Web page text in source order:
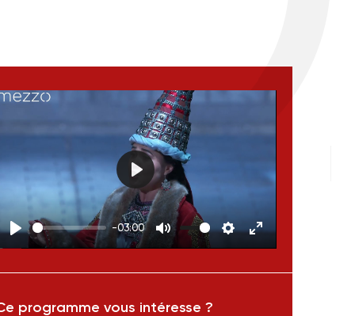
Play
-03:00
Mute Settings
Enter
fullscreen
Play
programme vous intéresse ?